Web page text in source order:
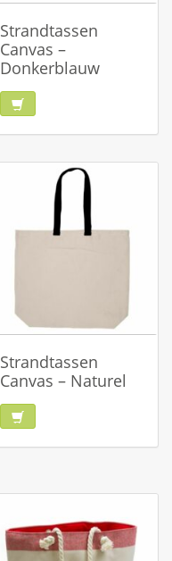
Strandtassen
Canvas –
Donkerblauw
Strandtassen
Canvas – Naturel